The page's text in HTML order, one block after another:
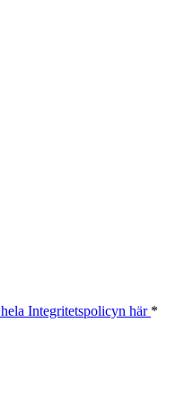
Integritetspolicyn här *